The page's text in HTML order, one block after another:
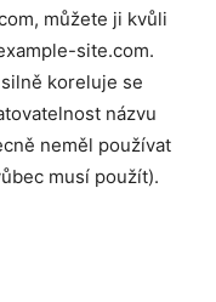
můžete ji kvůli
site.com.
koreluje se
názvu
neměl používat
musí použít).